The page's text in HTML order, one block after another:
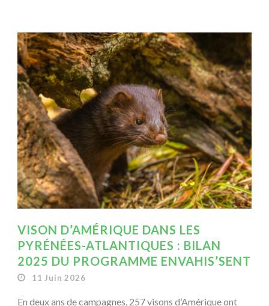
VISON D’AMÉRIQUE DANS LES
PYRÉNÉES-ATLANTIQUES : BILAN
2025 DU PROGRAMME ENVAHIS’SENT
11 Juin 2026
En deux ans de campagnes, 257 visons d’Amérique ont